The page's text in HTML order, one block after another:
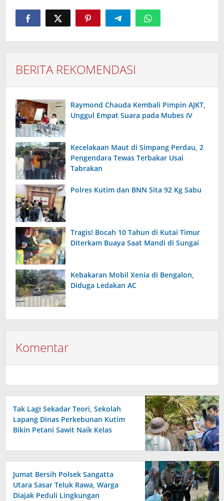
BERITA REKOMENDASI
Raymond Chauda Kembali Pimpin AJKT,
Unggul Empat Suara pada Mubes IV
Kecelakaan Maut di Simpang Perdau, 2
Pengendara Tewas Terbakar Usai
Tabrakan
Polres Kutim dan BNN Sita 92 Kg Sabu
Tragis! Bocah 10 Tahun di Kutai Timur
Diterkam Buaya Saat Mandi di Sungai
Kebakaran Mobil Xenia di Bengalon,
Diduga Ledakan AC
Komentar
Tak Lagi Sekadar Teori, Sekolah
Lapang Dinas Perkebunan Kutim
Bikin Petani Sawit Naik Kelas
Jumat Bersih Polsek Sangatta
Utara Sasar Teluk Rawa, Warga
Diajak Peduli Lingkungan